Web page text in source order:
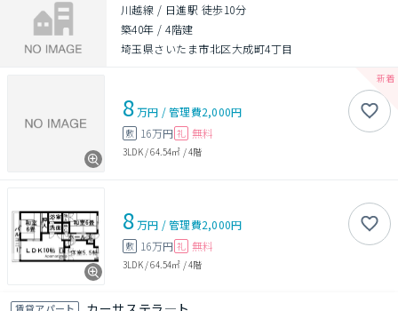
川越線 / 日進駅 徒歩10分
築40年 /4階建
埼玉県さいたま市北区大成町4丁目
8万円 /管理費2,000円
敷 16万円 礼 無料
3LDK/64.54㎡ /4階
8万円 /管理費2,000円
敷 16万円 礼 無料
3LDK/64.54㎡ /4階
賃貸アパート